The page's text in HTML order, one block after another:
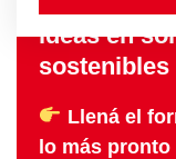
ideas en
sostenibles
Llená el
lo más pronto